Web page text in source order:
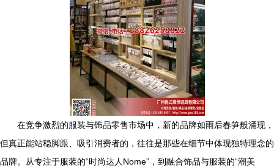
在竞争激烈的服装与饰品零售市场中，新的品牌如雨后春笋般涌现，
但真正能站稳脚跟、吸引消费者的，往往是那些在细节中体现独特理念的
品牌。从专注于服装的“时尚达人Nome”，到融合饰品与服装的“潮美